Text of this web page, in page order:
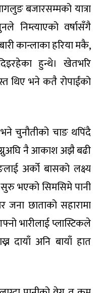
बजारसम्मको यात्रा
निम्त्याएको वर्षासँगै
कान्लाका हरिया मकै,
हुन्थे। खेतभरि
थिए भने कतै रोपाईंको
चुनौतीको चाङ थपिंदै
नै आकाश अझै बढी
अर्को बासको लक्ष्य
सुरु भएको सिमसिमे पानी
जना छाताको सहारामा
भारीलाई प्लास्टिकले
दायाँ अनि बायाँ हात